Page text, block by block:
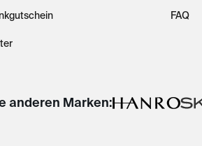
FAQ
anderen Marken: